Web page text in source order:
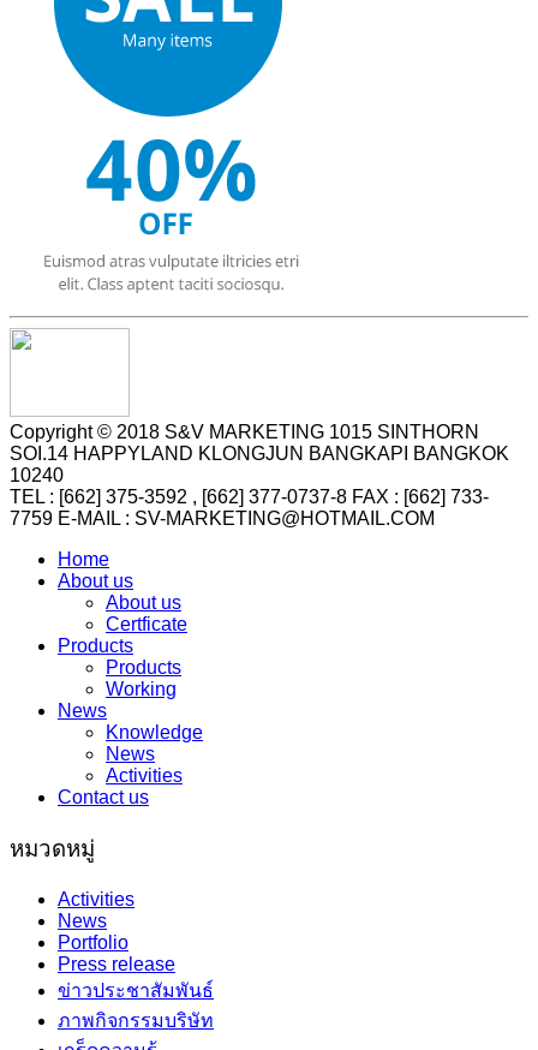
Copyright © 2018 S&V MARKETING 1015 SINTHORN
SOI.14 HAPPYLAND KLONGJUN BANGKAPI BANGKOK
10240
TEL : [662] 375-3592 , [662] 377-0737-8 FAX : [662] 733-
7759 E-MAIL : SV-MARKETING@HOTMAIL.COM
Home
About us
About us
Certficate
Products
Products
Working
News
Knowledge
News
Activities
Contact us
หมวดหมู่
Activities
News
Portfolio
Press release
ข่าวประชาสัมพันธ์
ภาพกิจกรรมบริษัท